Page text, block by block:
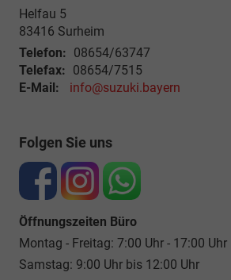
Helfau 5
83416 Surheim
Telefon: 08654/63747
Telefax: 08654/7515
E-Mail:
info@suzuki.bayern
Folgen Sie uns
Öffnungszeiten Büro
Montag - Freitag: 7:00 Uhr - 17:00 Uhr
Samstag: 9:00 Uhr bis 12:00 Uhr